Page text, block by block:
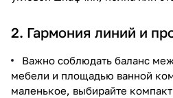
2. Гармония линий и
Важно соблюдать баланс
мебели и площадью ванной
маленькое, выбирайте